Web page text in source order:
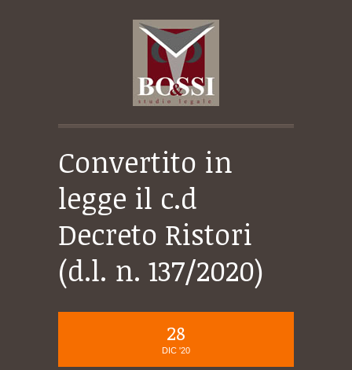
Convertito in
legge il c.d
Decreto Ristori
(d.l. n. 137/2020)
28
DIC '20